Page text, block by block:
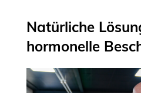
Natürliche
hormonelle